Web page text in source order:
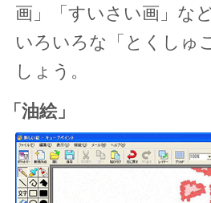
画」「すいさい画」な
いろいろな「とくしゅ
しょう。
「油絵」